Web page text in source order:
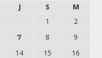
J S
M
1
2
7 8
9
14 15
16